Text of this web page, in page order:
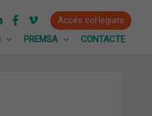
Accés col·legiats
PREMSA CONTACTE